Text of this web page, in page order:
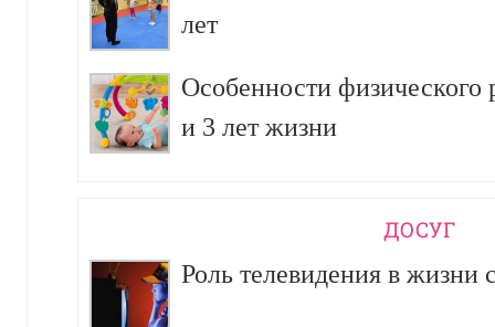
лет
Особенности физического
и 3 лет жизни
ДОСУГ
Роль телевидения в жизни